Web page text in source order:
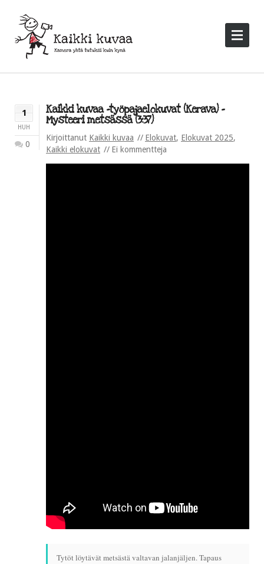
1
HUH
0
Kaikki kuvaa -työpajaelokuvat (Kerava) –
Mysteeri metsässä (3:37)
Kirjoittanut Kaikki kuvaa Elokuvat, Elokuvat 2025,
Kaikki elokuvat
Ei kommentteja
Tytöt löytävät metsästä valtavan jalanjäljen. Tapaus